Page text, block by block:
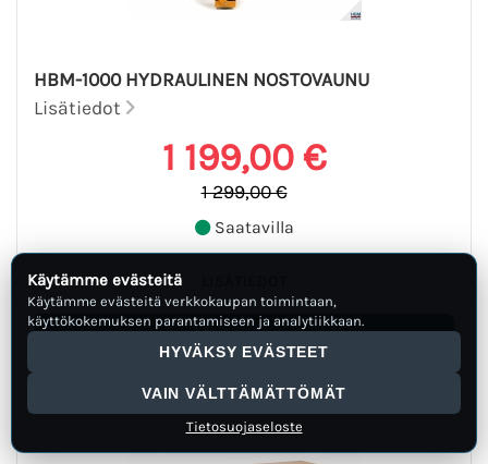
HBM-1000 HYDRAULINEN NOSTOVAUNU
Lisätiedot
1 199,00 €
1 299,00 €
Saatavilla
Käytämme evästeitä
Käytämme evästeitä verkkokaupan toimintaan,
käyttökokemuksen parantamiseen ja analytiikkaan.
HYVÄKSY EVÄSTEET
VAIN VÄLTTÄMÄTTÖMÄT
Tietosuojaseloste